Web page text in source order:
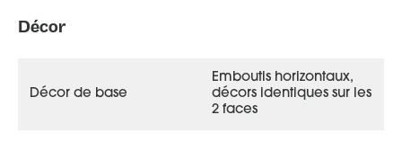
Décor
Décor de base
Emboutis horizontaux,
décors identiques sur les
2 faces